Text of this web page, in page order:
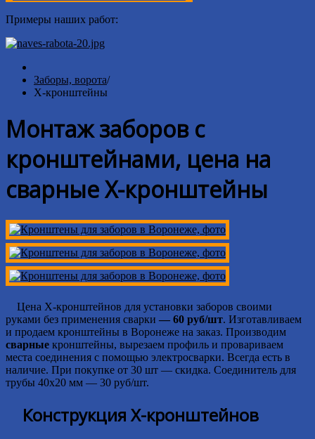
Примеры наших работ:
Заборы, ворота/
Х-кронштейны
Монтаж заборов с
кронштейнами, цена на
сварные Х-кронштейны
Цена Х-кронштейнов для установки заборов своими
руками без применения сварки — 60 руб/шт. Изготавливаем
и продаем кронштейны в Воронеже на заказ. Производим
сварные кронштейны, вырезаем профиль и провариваем
места соединения с помощью электросварки. Всегда есть в
наличие. При покупке от 30 шт — скидка. Соединитель для
трубы 40х20 мм — 30 руб/шт.
Конструкция Х-кронштейнов